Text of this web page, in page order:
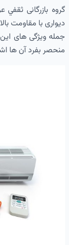
گروه بازرگانی
دیواری با مقاومت
جمله ویژگی های
منحصر بفرد آن ها